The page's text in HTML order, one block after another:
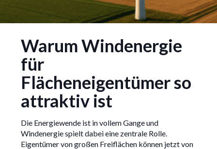
Projektentwicklung: Ablauf,
Genehmigungen und was
Flächeneigentümer wissen
müssen
20/6/2025
Warum Windenergie
für
Flächeneigentümer so
attraktiv ist
Die Energiewende ist in vollem Gange und
Windenergie spielt dabei eine zentrale Rolle.
Eigentümer von großen Freiflächen können jetzt von